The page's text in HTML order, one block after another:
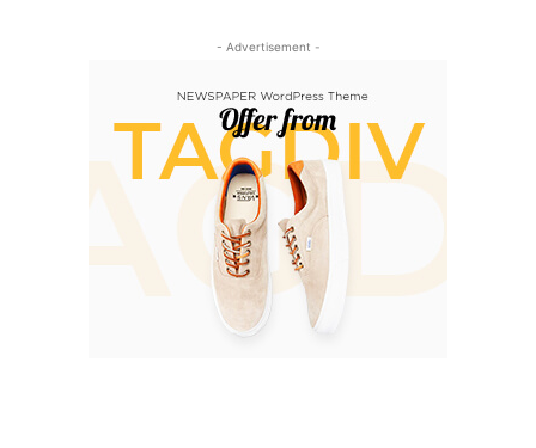
- Advertisement -